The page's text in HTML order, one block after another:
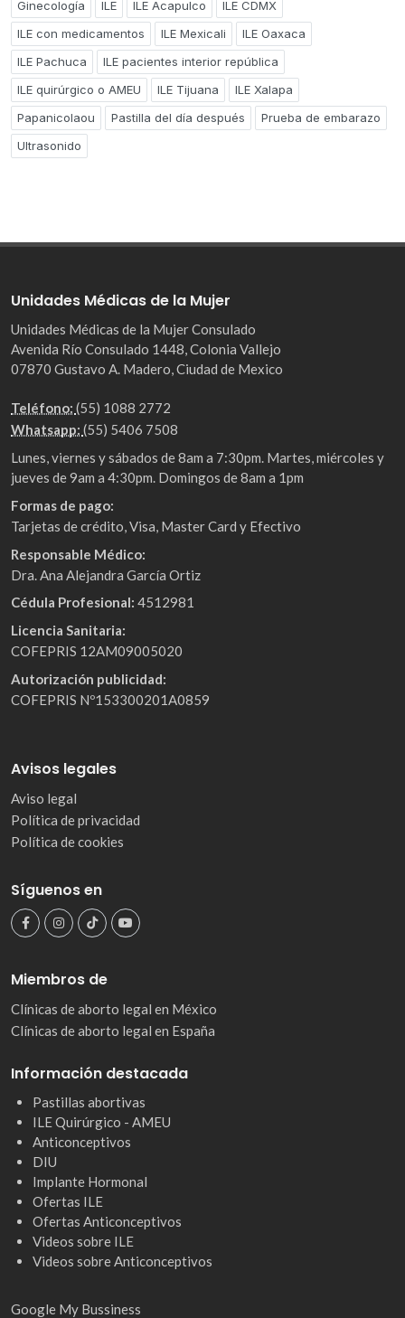
Ginecología
ILE ILE Acapulco
ILE CDMX
ILE con medicamentos
ILE Mexicali
ILE Oaxaca
ILE Pachuca
ILE pacientes interior república
ILE quirúrgico o AMEU
ILE Tijuana
ILE Xalapa
Papanicolaou
Pastilla del día después
Prueba de embarazo
Ultrasonido
Unidades Médicas de la Mujer
Unidades Médicas de la Mujer Consulado
Avenida Río Consulado 1448, Colonia Vallejo
07870 Gustavo A. Madero, Ciudad de Mexico
Teléfono: (55) 1088 2772
Whatsapp: (55) 5406 7508
Lunes, viernes y sábados de 8am a 7:30pm. Martes, miércoles y
jueves de 9am a 4:30pm. Domingos de 8am a 1pm
Formas de pago:
Tarjetas de crédito, Visa, Master Card y Efectivo
Responsable Médico:
Dra. Ana Alejandra García Ortiz
Cédula Profesional: 4512981
Licencia Sanitaria:
COFEPRIS 12AM09005020
Autorización publicidad:
COFEPRIS Nº153300201A0859
Avisos legales
Aviso legal
Política de privacidad
Política de cookies
Síguenos en
Miembros de
Clínicas de aborto legal en México
Clínicas de aborto legal en España
Información destacada
Pastillas abortivas
ILE Quirúrgico - AMEU
Anticonceptivos
DIU
Implante Hormonal
Ofertas ILE
Ofertas Anticonceptivos
Videos sobre ILE
Videos sobre Anticonceptivos
Google My Bussiness